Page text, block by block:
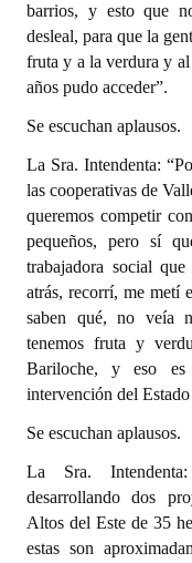
barrios, y esto que
desleal, para que la
fruta y a la verdura y
años pudo acceder”.
Se escuchan aplausos.
La Sra. Intendenta:
las cooperativas de
queremos competir
pequeños, pero sí
trabajadora social
atrás, recorrí, me metí
saben qué, no veía
tenemos fruta y
Bariloche, y eso
intervención del
Se escuchan aplausos.
La Sra.
desarrollando dos
Altos del Este de 35
estas son